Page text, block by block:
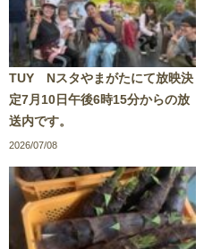
TUY Nスタやまがたにて放映決
定7月10日午後6時15分からの放
送内です。
2026/07/08